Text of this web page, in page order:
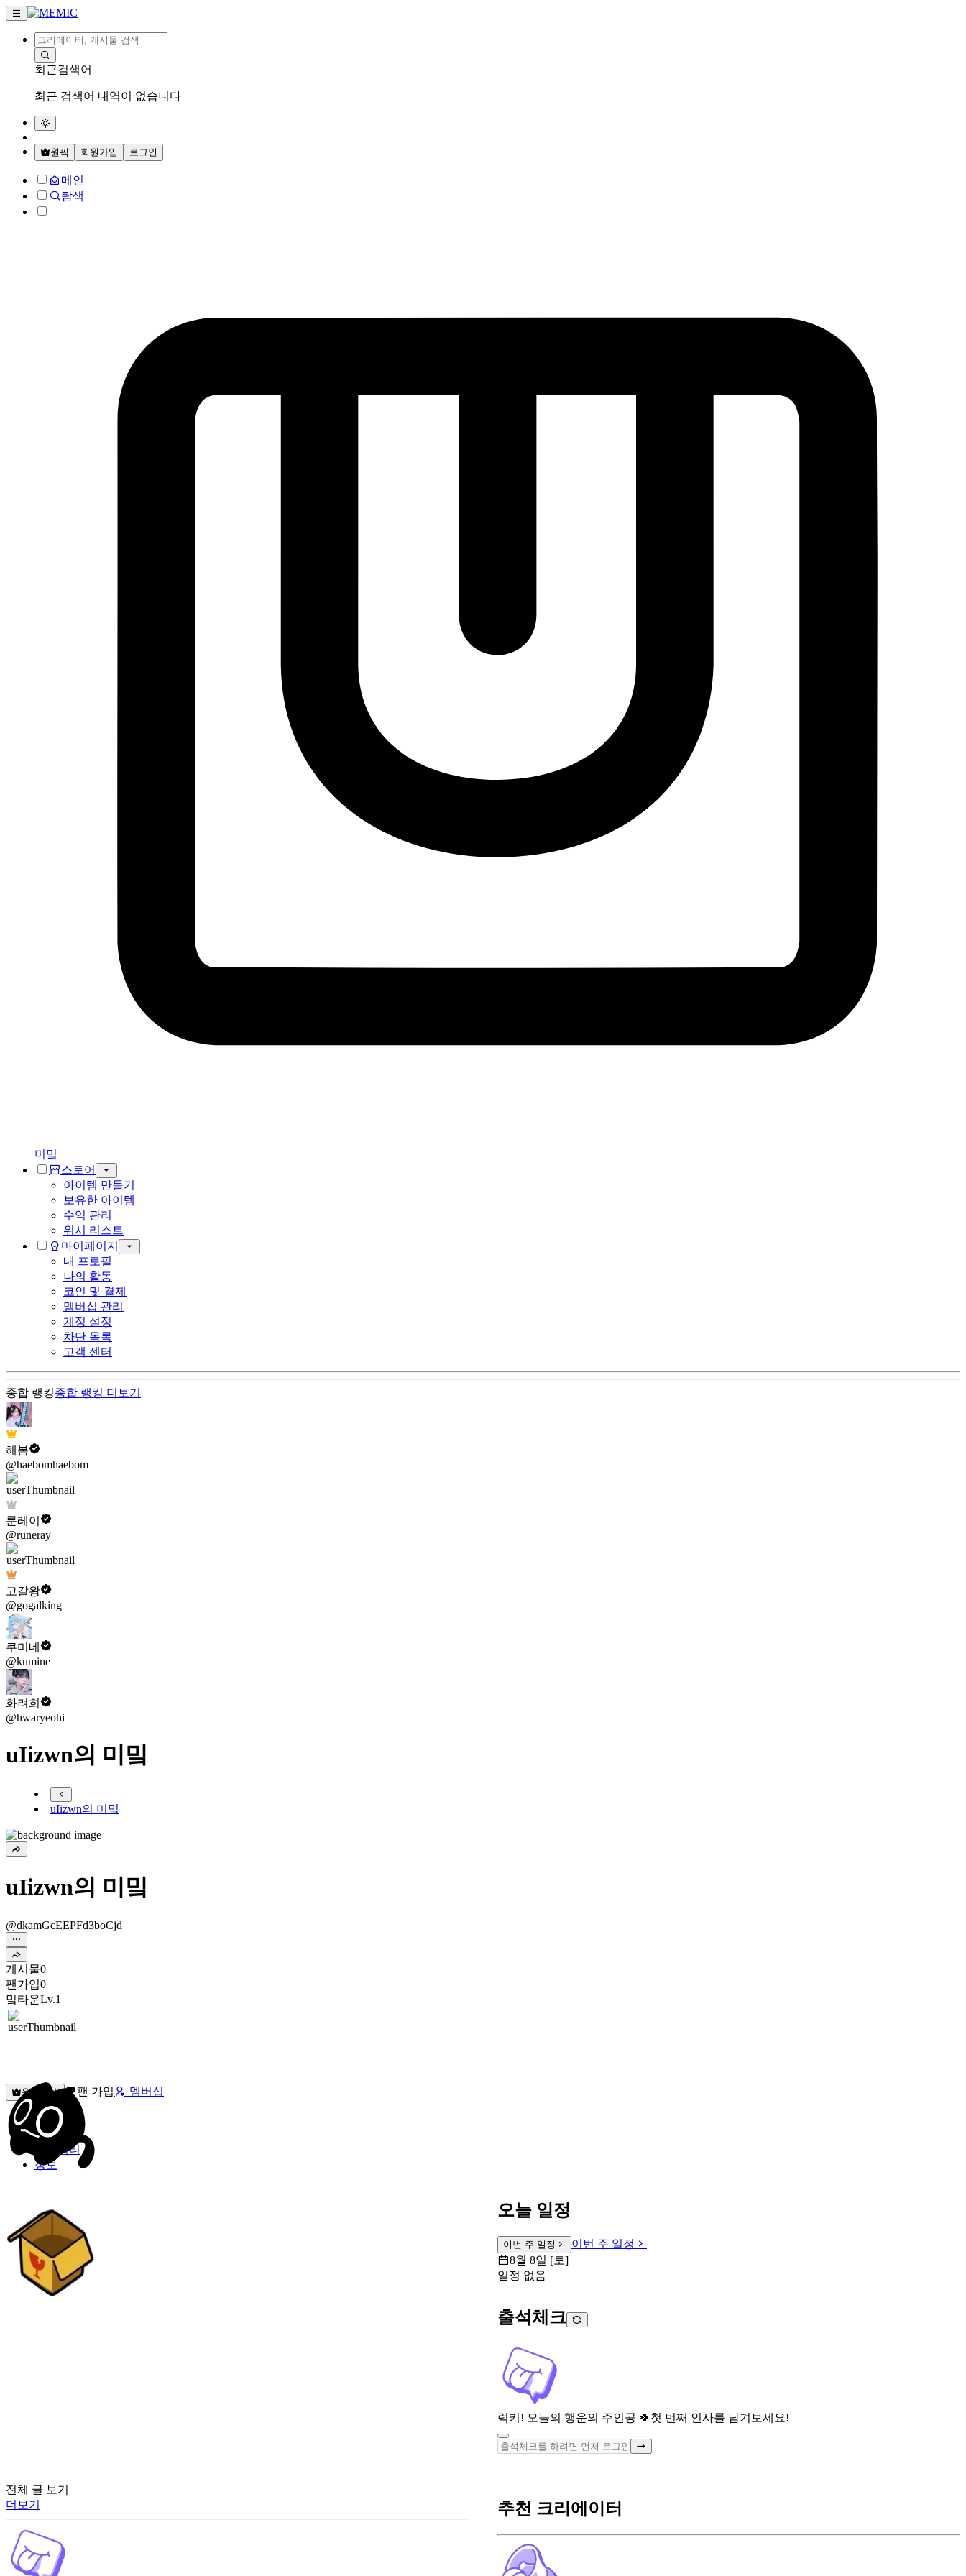
최근검색어
최근 검색어 내역이 없습니다
원픽 회원가입 로그인
메인
탐색
미밐
스토어
아이템 만들기
보유한 아이템
수익 관리
위시 리스트
마이페이지
내 프로필
나의 활동
코인 및 결제
멤버십 관리
계정 설정
차단 목록
고객 센터
종합 랭킹종합 랭킹 더보기
해봄
@haebomhaebom
룬레이
@runeray
고갈왕
@gogalking
쿠미네
@kumine
화려희
@hwaryeohi
uIizwn의 미밐
uIizwn의 미밐
uIizwn의 미밐
@dkamGcEEPFd3boCjd
게시물0
팬가입0
밐타운Lv.1
원픽선택 팬 가입 멤버십
밐타운
피드
커뮤니티
정보
오늘 일정
이번 주 일정
이번 주 일정
8월 8일 [토]
일정 없음
출석체크
럭키! 오늘의 행운의 주인공 🍀 첫 번째 인사를 남겨보세요!
전체 글 보기
더보기
추천 크리에이터